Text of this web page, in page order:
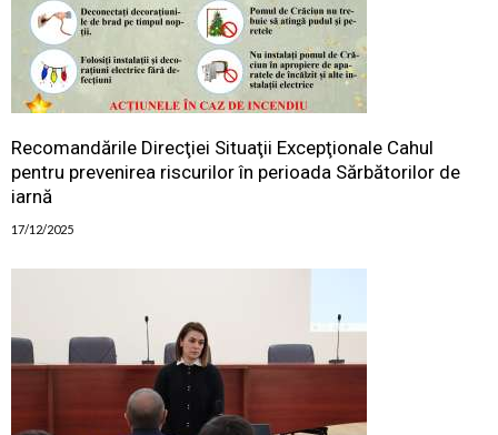
Recomandările Direcţiei Situaţii Excepţionale Cahul
pentru prevenirea riscurilor în perioada Sărbătorilor de
iarnă
17/12/2025